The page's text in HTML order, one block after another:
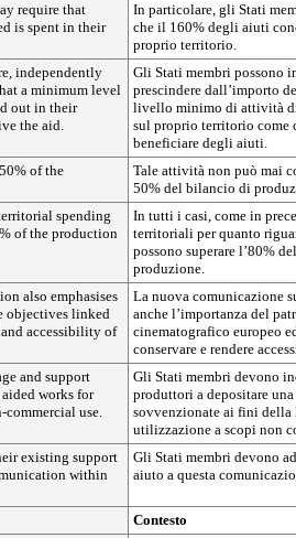
require that
is spent in their
In particolare, gli Stati
che il 160% degli aiuti
proprio territorio.
independently
a minimum level
out in their
the aid.
Gli Stati membri possono
prescindere dall’importo
livello minimo di attività
sul proprio territorio come
beneficiare degli aiuti.
of the
Tale attività non può mai
50% del bilancio di
spending
of the production
In tutti i casi, come in
territoriali per quanto
possono superare l’80%
produzione.
also emphasises
objectives linked
accessibility of
La nuova comunicazione
anche l’importanza del
cinematografico europeo
conservare e rendere
and support
works for
commercial use.
Gli Stati membri devono
produttori a depositare
sovvenzionate ai fini della
utilizzazione a scopi non
existing support
within
Gli Stati membri devono
aiuto a questa
Contesto